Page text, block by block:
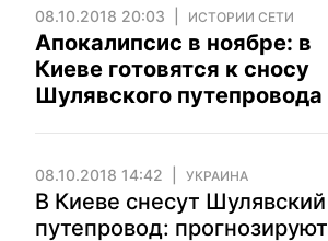
08.10.2018 20:03 ИСТОРИИ СЕТИ
Апокалипсис в ноябре: в
Киеве готовятся к сносу
Шулявского путепровода
08.10.2018 14:42 УКРАИНА
В Киеве снесут Шулявский
путепровод: прогнозируют